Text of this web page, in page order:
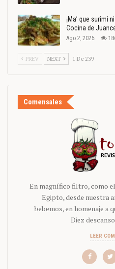
¡Ma’ que surimi
Cocina de
Ago 2, 2026
PREV NEXT 1 De 239
Comensales
En magnífico filtro, como
Egipto, desde nuestra
bebemos, en homenaje a
Diez
LEER